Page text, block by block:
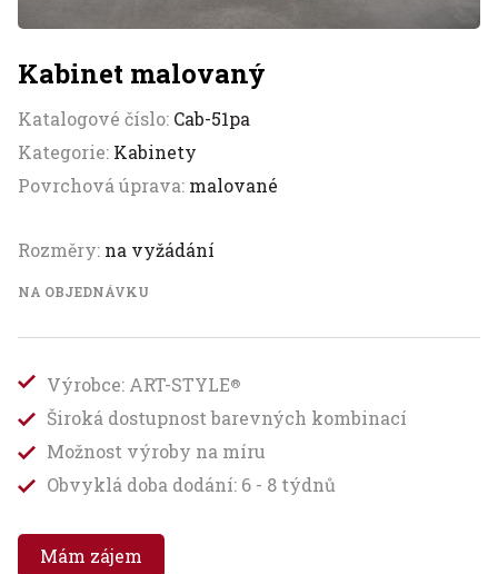
Kabinet malovaný
Katalogové číslo: Cab-51pa
Kategorie: Kabinety
Povrchová úprava: malované
Rozměry: na vyžádání
NA OBJEDNÁVKU
Výrobce: ART-STYLE®
Široká dostupnost barevných kombinací
Možnost výroby na míru
Obvyklá doba dodání: 6 - 8 týdnů
Mám zájem